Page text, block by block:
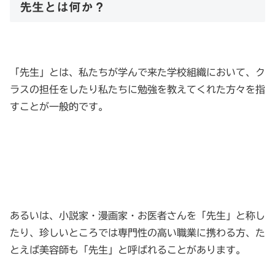
先生とは何か？
「先生」とは、私たちが学んで来た学校組織において、ク
ラスの担任をしたり私たちに勉強を教えてくれた方々を指
すことが一般的です。
あるいは、小説家・漫画家・お医者さんを「先生」と称し
たり、珍しいところでは専門性の高い職業に携わる方、た
とえば美容師も「先生」と呼ばれることがあります。